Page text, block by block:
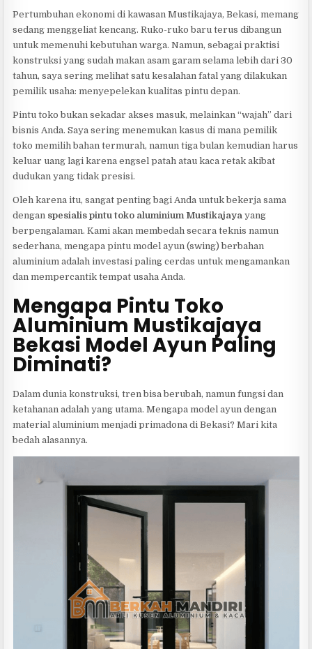
Pertumbuhan ekonomi di kawasan Mustikajaya, Bekasi, memang
sedang menggeliat kencang. Ruko-ruko baru terus dibangun
untuk memenuhi kebutuhan warga. Namun, sebagai praktisi
konstruksi yang sudah makan asam garam selama lebih dari 30
tahun, saya sering melihat satu kesalahan fatal yang dilakukan
pemilik usaha: menyepelekan kualitas pintu depan.
Pintu toko bukan sekadar akses masuk, melainkan “wajah” dari
bisnis Anda. Saya sering menemukan kasus di mana pemilik
toko memilih bahan termurah, namun tiga bulan kemudian harus
keluar uang lagi karena engsel patah atau kaca retak akibat
dudukan yang tidak presisi.
Oleh karena itu, sangat penting bagi Anda untuk bekerja sama
dengan spesialis pintu toko aluminium Mustikajaya yang
berpengalaman. Kami akan membedah secara teknis namun
sederhana, mengapa pintu model ayun (swing) berbahan
aluminium adalah investasi paling cerdas untuk mengamankan
dan mempercantik tempat usaha Anda.
Mengapa Pintu Toko
Aluminium Mustikajaya
Bekasi Model Ayun Paling
Diminati?
Dalam dunia konstruksi, tren bisa berubah, namun fungsi dan
ketahanan adalah yang utama. Mengapa model ayun dengan
material aluminium menjadi primadona di Bekasi? Mari kita
bedah alasannya.